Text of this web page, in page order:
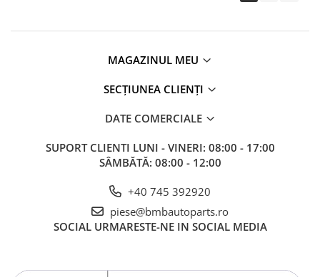
MAGAZINUL MEU
SECȚIUNEA CLIENȚI
DATE COMERCIALE
SUPORT CLIENTI LUNI - VINERI: 08:00 - 17:00
SÂMBĂTĂ: 08:00 - 12:00
+40 745 392920
piese@bmbautoparts.ro
SOCIAL URMARESTE-NE IN SOCIAL MEDIA